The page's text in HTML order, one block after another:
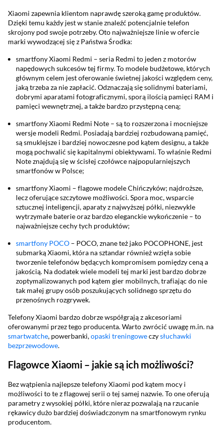
Xiaomi zapewnia klientom naprawdę szeroką gamę produktów.
Dzięki temu każdy jest w stanie znaleźć potencjalnie telefon
skrojony pod swoje potrzeby. Oto najważniejsze linie w ofercie
marki wywodzącej się z Państwa Środka:
smartfony Xiaomi Redmi – seria Redmi to jeden z motorów
napędowych sukcesów tej firmy. To modele budżetowe, których
głównym celem jest oferowanie świetnej jakości względem ceny,
jaką trzeba za nie zapłacić. Odznaczają się solidnymi bateriami,
dobrymi aparatami fotograficznymi, sporą ilością pamięci RAM i
pamięci wewnętrznej, a także bardzo przystępną ceną;
smartfony Xiaomi Redmi Note – są to rozszerzona i mocniejsze
wersje modeli Redmi. Posiadają bardziej rozbudowaną pamięć,
są smuklejsze i bardziej nowoczesne pod kątem designu, a także
mogą pochwalić się kapitalnymi obiektywami. To właśnie Redmi
Note znajdują się w ścisłej czołówce najpopularniejszych
smartfonów w Polsce;
smartfony Xiaomi – flagowe modele Chińczyków; najdroższe,
lecz oferujące szczytowe możliwości. Spora moc, wsparcie
sztucznej inteligencji, aparaty z najwyższej półki, niezwykle
wytrzymałe baterie oraz bardzo eleganckie wykończenie – to
najważniejsze cechy tych produktów;
smartfony POCO – POCO, znane też jako POCOPHONE, jest
submarką Xiaomi, która na sztandar również wzięła sobie
tworzenie telefonów będących kompromisem pomiędzy ceną a
jakością. Na dodatek wiele modeli tej marki jest bardzo dobrze
zoptymalizowanych pod kątem gier mobilnych, trafiając do nie
tak małej grupy osób poszukujących solidnego sprzętu do
przenośnych rozgrywek.
Telefony Xiaomi bardzo dobrze współgrają z akcesoriami
oferowanymi przez tego producenta. Warto zwrócić uwagę m.in. na
smartwatche, powerbanki,opaski treningoweczysłuchawki
bezprzewodowe.
Flagowce Xiaomi – jakie są ich możliwości?
Bez wątpienia najlepsze telefony Xiaomi pod kątem mocy i
możliwości to te z flagowej serii o tej samej nazwie. To one oferują
parametry z wysokiej półki, które nieraz pozwalają na rzucanie
rękawicy dużo bardziej doświadczonym na smartfonowym rynku
producentom.